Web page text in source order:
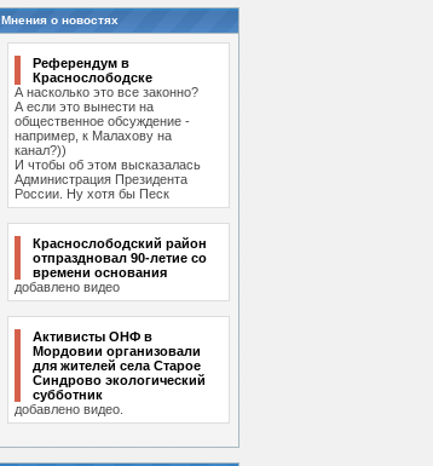
Мнения о новостях
Референдум в
Краснослободске
А насколько это все законно?
А если это вынести на
общественное обсуждение -
например, к Малахову на
канал?))
И чтобы об этом высказалась
Администрация Президента
России. Ну хотя бы Песк
Краснослободский район
отпраздновал 90-летие со
времени основания
добавлено видео
Активисты ОНФ в
Мордовии организовали
для жителей села Старое
Синдрово экологический
субботник
добавлено видео.